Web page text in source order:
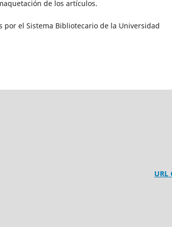
de los artículos.
el Sistema Bibliotecario de la Universidad
URL